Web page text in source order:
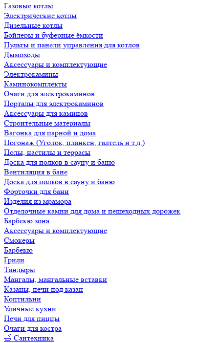
Газовые котлы
Электрические котлы
Дизельные котлы
Бойлеры и буферные ёмкости
Пульты и панели управления для котлов
Дымоходы
Аксессуары и комплектующие
Электрокамины
Каминокомплекты
Очаги для электрокаминов
Порталы для электрокаминов
Аксессуары для каминов
Строительные материалы
Вагонка для парной и дома
Погонаж (Уголок, планкен, галтель и т.д.)
Полы, настилы и террасы
Доска для полков в сауну и баню
Вентиляция в бане
Доска для полков в сауну и баню
Форточки для бани
Изделия из мрамора
Отделочные камни для дома и пешеходных дорожек
Барбекю зона
Аксессуары и комплектующие
Смокеры
Барбекю
Грили
Тандыры
Мангалы, мангальные вставки
Казаны, печи под казан
Коптильни
Уличные кухни
Печи для пиццы
Очаги для костра
🛁 Сантехника